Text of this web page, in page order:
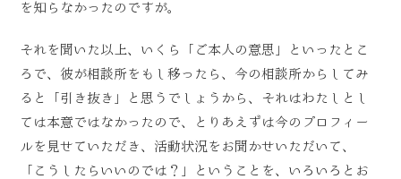
を知らなかったのですが。
それを聞いた以上、いくら「ご本人の意思」といったとこ
ろで、彼が相談所をもし移ったら、今の相談所からしてみ
ると「引き抜き」と思うでしょうから、それはわたしとし
ては本意ではなかったので、とりあえずは今のプロフィー
ルを見せていただき、活動状況をお聞かせいただいて、
「こうしたらいいのでは？」ということを、いろいろとお